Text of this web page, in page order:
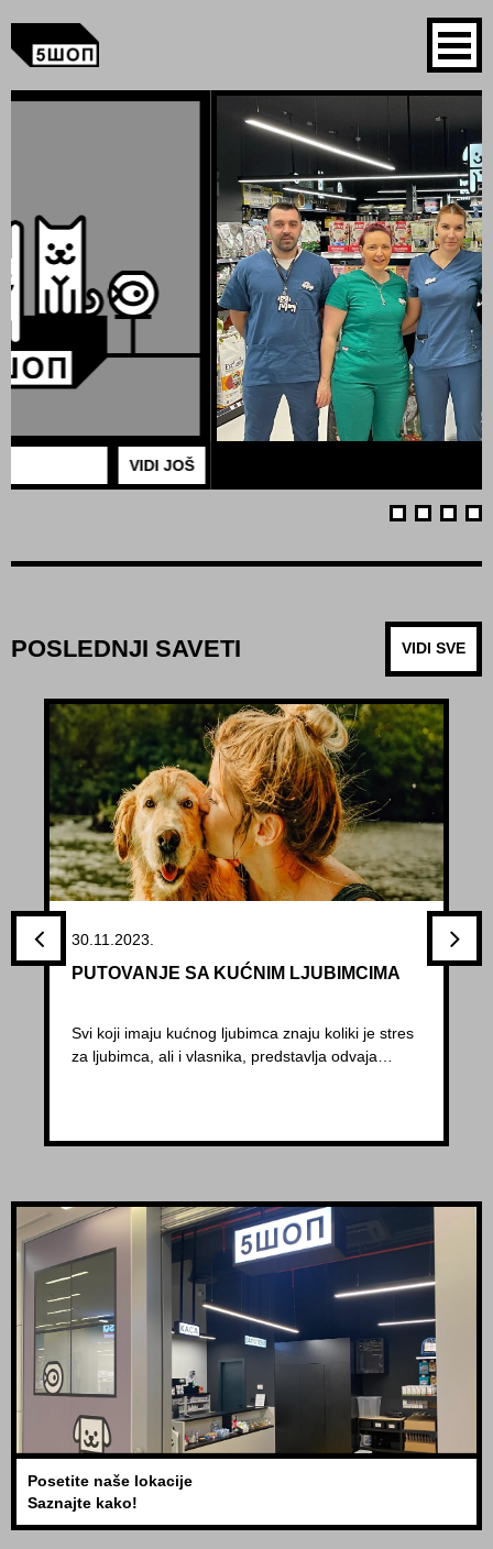
POSLEDNJI SAVETI VIDI SVE
30.11.2023.
PUTOVANJE SA KUĆNIM LJUBIMCIMA
Svi koji imaju kućnog ljubimca znaju koliki je stres
za ljubimca, ali i vlasnika, predstavlja odvaja…
Posetite naše lokacije
Saznajte kako!